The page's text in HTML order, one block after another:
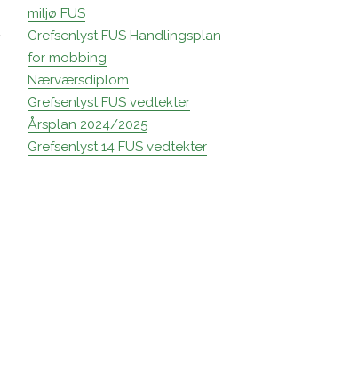
miljø FUS
Grefsenlyst FUS Handlingsplan
for mobbing
Nærværsdiplom
Grefsenlyst FUS vedtekter
Årsplan 2024/2025
Grefsenlyst 14 FUS vedtekter